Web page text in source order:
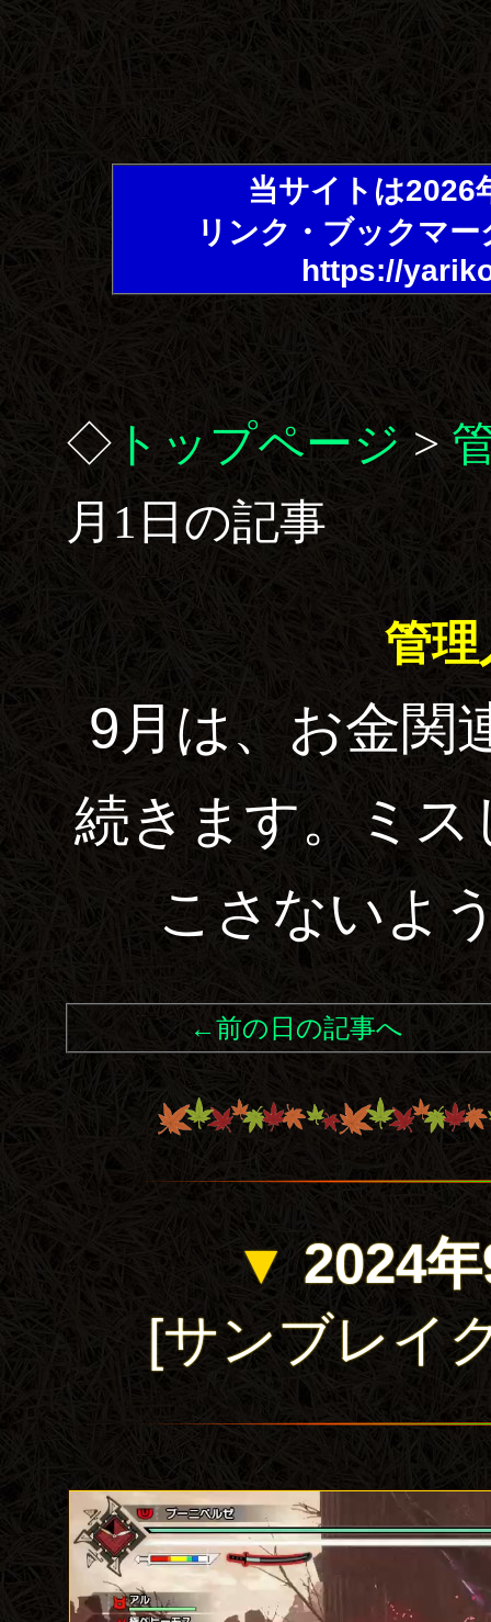
当サイトは2026
リンク・ブックマ
https://
◇トップページ>
月1日の記事
管理
9月は、お金関
続きます。ミ
こさないよ
←前の日の記事へ
▼2024
[サンブレイ